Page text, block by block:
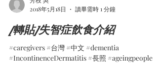
2018年5月18日
讀畢需時 1 分鐘
[轉貼]失智症飲食介紹
#caregivers #台灣 #中文 #dementia
#IncontinenceDermatitis #長照 #ageingpeople